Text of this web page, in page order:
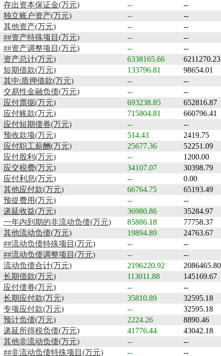
存出资本保证金(万元)
--
--
独立账户资产(万元)
--
--
其他资产(万元)
--
--
##资产特殊项目(万元)
--
--
##资产调整项目(万元)
--
--
资产总计(万元)
6338165.66
6211270.23
短期借款(万元)
133796.81
98654.01
其中:质押借款(万元)
--
--
交易性金融负债(万元)
--
--
应付票据(万元)
693238.85
652816.87
应付账款(万元)
715804.81
660796.41
应付短期债券(万元)
--
--
预收款项(万元)
514.43
2419.75
应付职工薪酬(万元)
25677.36
52251.09
应付股利(万元)
--
1200.00
应交税费(万元)
34107.07
30398.79
应付利息(万元)
--
0.00
其他应付款(万元)
66764.75
65193.49
预提费用(万元)
--
--
递延收益(万元)
36980.86
35284.97
一年内到期的非流动负债(万元)
85886.18
77758.37
其他流动负债(万元)
19894.89
24763.67
##流动负债特殊项目(万元)
--
--
##流动负债调整项目(万元)
--
--
流动负债合计(万元)
2196220.92
2086465.80
长期借款(万元)
113011.88
145169.67
应付债券(万元)
--
--
长期应付款(万元)
35810.89
32595.18
专项应付款(万元)
--
32595.18
预计负债(万元)
2224.26
8890.46
递延所得税负债(万元)
41776.44
43042.18
其他非流动负债(万元)
--
--
##非流动负债特殊项目(万元)
-- --